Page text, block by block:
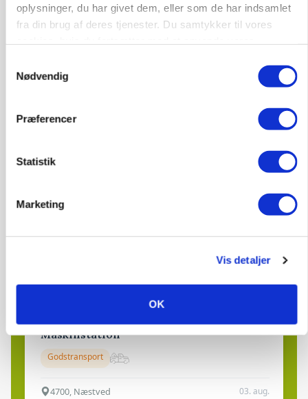
oplysninger, du har givet dem, eller som de har indsamlet
fra din brug af deres tjenester. Du samtykker til vores
Nødvendig
Præferencer
Statistik
Marketing
Vis detaljer
OK
77ledige stillinger
Opret agent
Se alle jobs
Elevplads tilbydes ved Ringkøbing /
Grise
06. aug.
Rørlægger / håndmand søges til
dræn/entreprenørarbejde.
Anlæg Kloak
06. aug.
Maskinstation
Godstransport
4700, Næstved 03. aug.